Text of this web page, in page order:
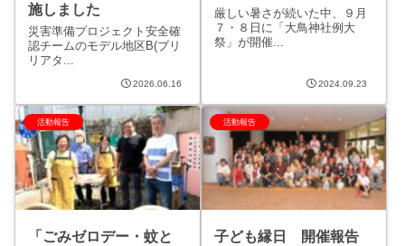
施しました
災害準備プロジェクト安全確
認チームのモデル地区B(ブリ
リアタ...
2026.06.16
厳しい暑さが続いた中、９月
７・８日に「大鳥神社例大
祭」が開催...
2024.09.23
活動報告
「ごみゼロデー・蚊と
活動報告
子ども縁日 開催報告